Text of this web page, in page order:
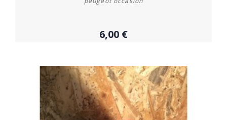
Acheter
6,00 €